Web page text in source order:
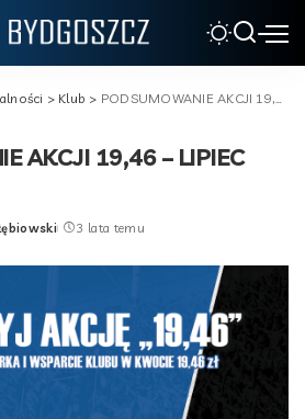
> Klub > PODSUMOWANIE AKCJI 19,46 – LIPIEC 2023
AKCJI 19,46 – LIPIEC
3 lata temu